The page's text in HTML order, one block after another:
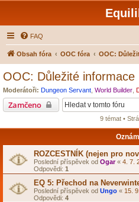
FAQ
Obsah fóra OOC fóra OOC:
OOC: Důležité informace
Moderátoři: Dungeon Servant World Builder
Zamčeno
9 témat •
ROZCESTNÍK (nejen pro
Poslední příspěvek od Ogar« 4. 7.
Odpovědi: 1
EQ 5: Přechod na
Poslední příspěvek od Ungo « 15.
Odpovědi: 4